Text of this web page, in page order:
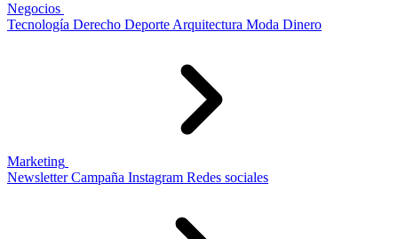
Negocios
Tecnología Derecho Deporte Arquitectura Moda Dinero
Marketing
Newsletter Campaña Instagram Redes sociales